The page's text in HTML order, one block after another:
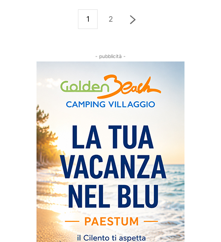
1 2
- pubblicità -